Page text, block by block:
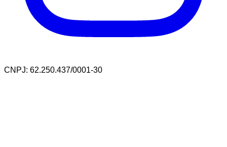
CNPJ: 62.250.437/0001-30